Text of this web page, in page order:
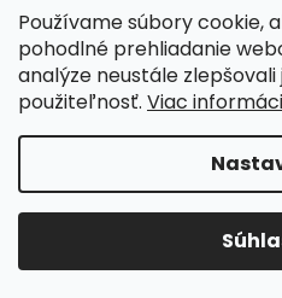
Používame súbory cookie,
pohodlné prehliadanie
analýze neustále zlepšovali
použiteľnosť. Viac
Obľúbené
Copyright 2026
vyhradené.Upraviť